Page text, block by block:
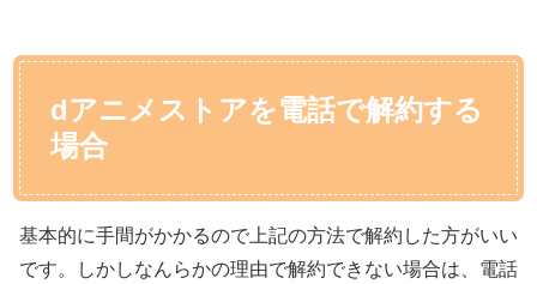
dアニメストアを電話で解約する
場合
基本的に手間がかかるので上記の方法で解約した方がいい
です。しかしなんらかの理由で解約できない場合は、電話